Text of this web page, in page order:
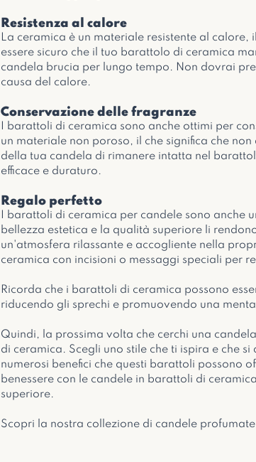
Resistenza al calore
La ceramica è un materiale resistente al
essere sicuro che il tuo barattolo di ceramica
candela brucia per lungo tempo. Non dovrai
causa del calore.
Conservazione delle fragranze
I barattoli di ceramica sono anche ottimi per
un materiale non poroso, il che significa che
della tua candela di rimanere intatta nel
efficace e duraturo.
Regalo perfetto
I barattoli di ceramica per candele sono
bellezza estetica e la qualità superiore li
un'atmosfera rilassante e accogliente nella
ceramica con incisioni o messaggi speciali per
Ricorda che i barattoli di ceramica possono
riducendo gli sprechi e promuovendo una
Quindi, la prossima volta che cerchi una
di ceramica. Scegli uno stile che ti ispira e che
numerosi benefici che questi barattoli possono
benessere con le candele in barattoli di
superiore.
Scopri la nostra collezione di candele